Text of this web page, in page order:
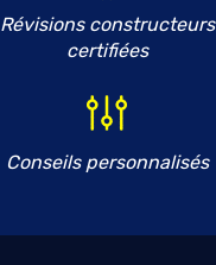
Révisions constructeurs
certifiées
Conseils personnalisés